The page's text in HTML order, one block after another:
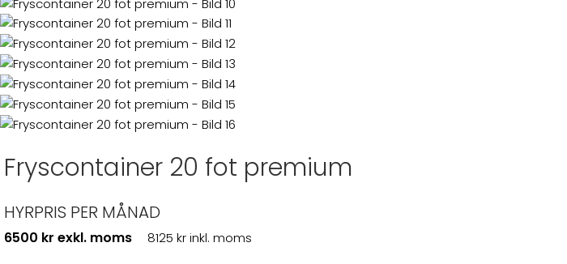
Fryscontainer 20 fot premium
HYRPRIS PER MÅNAD
6500 kr exkl. moms 8125 kr inkl. moms